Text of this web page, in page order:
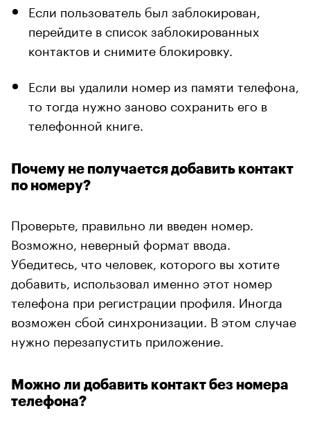
Если пользователь был заблокирован,
перейдите в список заблокированных
контактов и снимите блокировку.
Если вы удалили номер из памяти телефона,
то тогда нужно заново сохранить его в
телефонной книге.
Почему не получается добавить контакт
по номеру?
Проверьте, правильно ли введен номер.
Возможно, неверный формат ввода.
Убедитесь, что человек, которого вы хотите
добавить, использовал именно этот номер
телефона при регистрации профиля. Иногда
возможен сбой синхронизации. В этом случае
нужно перезапустить приложение.
Можно ли добавить контакт без номера
телефона?